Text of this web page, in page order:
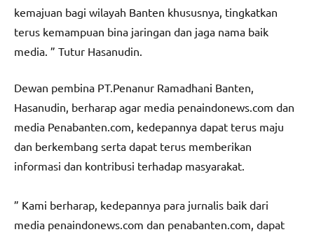
kemajuan bagi wilayah Banten khususnya, tingkatkan
terus kemampuan bina jaringan dan jaga nama baik
media. ” Tutur Hasanudin.
Dewan pembina PT.Penanur Ramadhani Banten,
Hasanudin, berharap agar media penaindonews.com dan
media Penabanten.com, kedepannya dapat terus maju
dan berkembang serta dapat terus memberikan
informasi dan kontribusi terhadap masyarakat.
” Kami berharap, kedepannya para jurnalis baik dari
media penaindonews.com dan penabanten.com, dapat